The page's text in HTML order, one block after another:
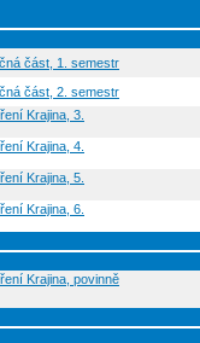
část, 1. semestr
část, 2. semestr
Krajina, 3.
Krajina, 4.
Krajina, 5.
Krajina, 6.
Krajina, povinně